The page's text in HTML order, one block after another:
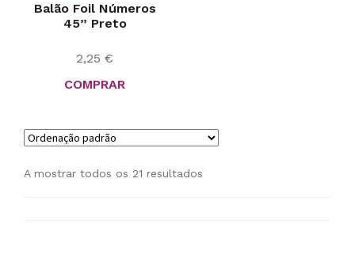
Balão Foil Números
45” Preto
2,25 €
COMPRAR
A mostrar todos os 21 resultados